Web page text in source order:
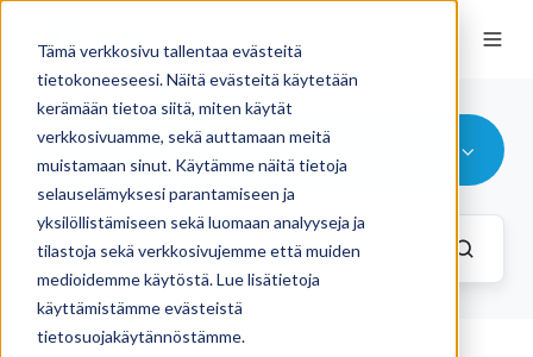
Tämä verkkosivu tallentaa evästeitä
tietokoneeseesi. Näitä evästeitä käytetään
kerämään tietoa siitä, miten käytät
verkkosivuamme, sekä auttamaan meitä
muistamaan sinut. Käytämme näitä tietoja
selauselämyksesi parantamiseen ja
yksilöllistämiseen sekä luomaan analyyseja ja
tilastoja sekä verkkosivujemme että muiden
medioidemme käytöstä. Lue lisätietoja
käyttämistämme evästeistä
tietosuojakäytännöstämme.
Matkailun aamukahviseura